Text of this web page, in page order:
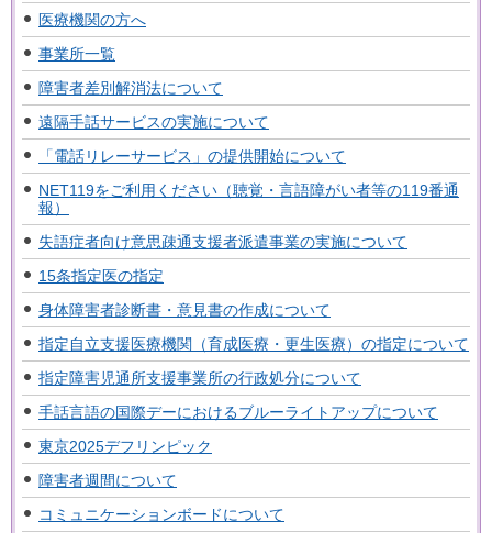
医療機関の方へ
事業所一覧
障害者差別解消法について
遠隔手話サービスの実施について
「電話リレーサービス」の提供開始について
NET119をご利用ください（聴覚・言語障がい者等の119番通
報）
失語症者向け意思疎通支援者派遣事業の実施について
15条指定医の指定
身体障害者診断書・意見書の作成について
指定自立支援医療機関（育成医療・更生医療）の指定について
指定障害児通所支援事業所の行政処分について
手話言語の国際デーにおけるブルーライトアップについて
東京2025デフリンピック
障害者週間について
コミュニケーションボードについて